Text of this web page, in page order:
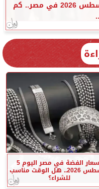
أسعار الذهب اليوم الخميس 6 أغسطس 2026 في مصر.. كم
أسعار الفضة في مصر اليوم 5
أغسطس 2026.. هل الوقت مناسب
للشراء؟